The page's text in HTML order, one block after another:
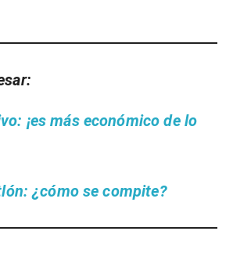
¡es más económico de lo
¿cómo se compite?